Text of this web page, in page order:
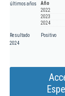
últimos años
Año
2022
2023
2024
Resultado
2024
Positivo